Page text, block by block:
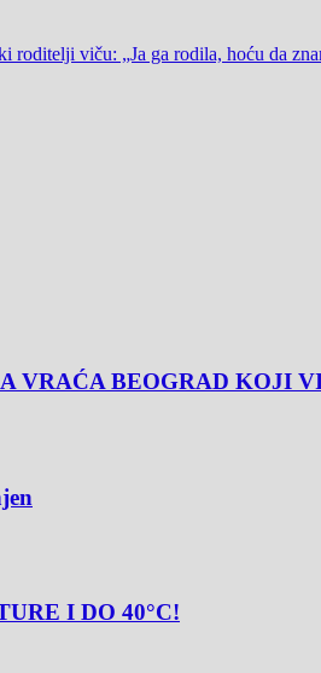
viču: „Ja ga rodila, hoću da
VRAĆA BEOGRAD KOJI
I DO 40°C!